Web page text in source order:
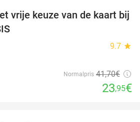
43%
vrije keuze van de kaart bij
9.7 star
Normalpris 41,70€
23,95€